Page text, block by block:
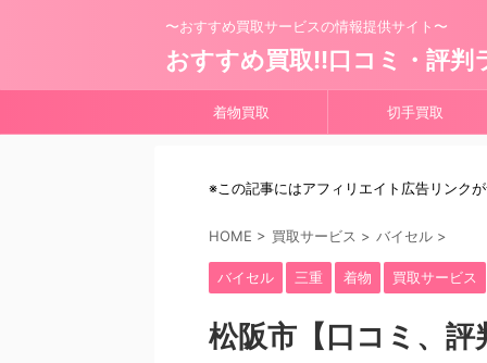
〜おすすめ買取サービスの情報提供サイト〜
おすすめ買取!!口コミ・評判
着物買取 切手買取
※この記事にはアフィリエイト広告リンク
HOME > 買取サービス > バイセル >
バイセル 三重 着物 買取サービス
松阪市【口コミ、